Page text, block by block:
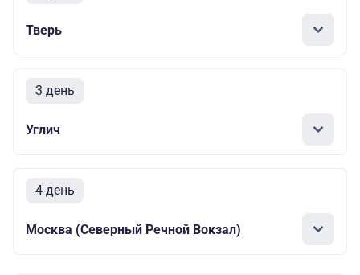
Тверь
3 день
Углич
4 день
Москва (Северный Речной Вокзал)